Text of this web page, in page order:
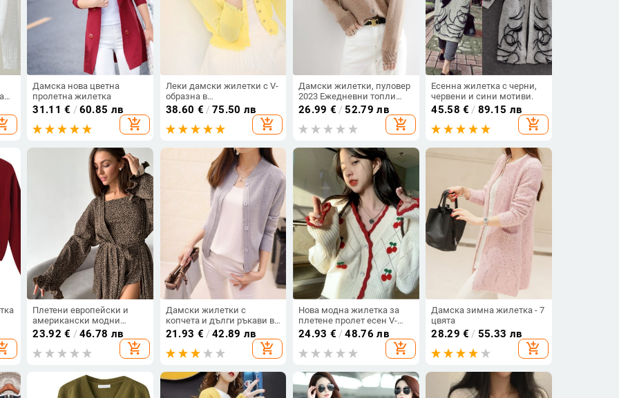
Дамска нова цветна
пролетна жилетка
31.11 € /60.85 лв
add_shopping_cart
Леки дамски жилетки с V-
образна в
син,бял,лилав,розов,черен,жълт
и зелен модел
38.60 € /75.50 лв
add_shopping_cart
Дамски жилетки, пуловер
2023 Ежедневни топли
есенни зимни О-образно
деколте с дълъг ръкав,
едноредни тънки модни
корейски трикотажни
дрехи
26.99 € /52.79 лв
add_shopping_cart
Есенна жилетка с черни,
червени и сини мотиви.
45.58 € / 89.15 лв
add_shopping_cart
Плетени европейски и
американски модни
леопардови принтове,
свободни, разрошени, с
дълги ръкави, бельо,
летни пижами, дамски
трикомпонентни
домашни дрехи
23.92 € /46.78 лв
add_shopping_cart
Дамски жилетки с
копчета и дълги ръкави в
7 цветови модела
21.93 € /42.89 лв
add_shopping_cart
Нова модна жилетка за
плетене пролет есен V-
образно деколте с дълъг
ръкав Дамски ежедневни
свободни копчета Цветни
издълбани универсални
горнища
24.93 € /48.76 лв
add_shopping_cart
Дамска зимна жилетка - 7
цвята
28.29 € / 55.33 лв
add_shopping_cart